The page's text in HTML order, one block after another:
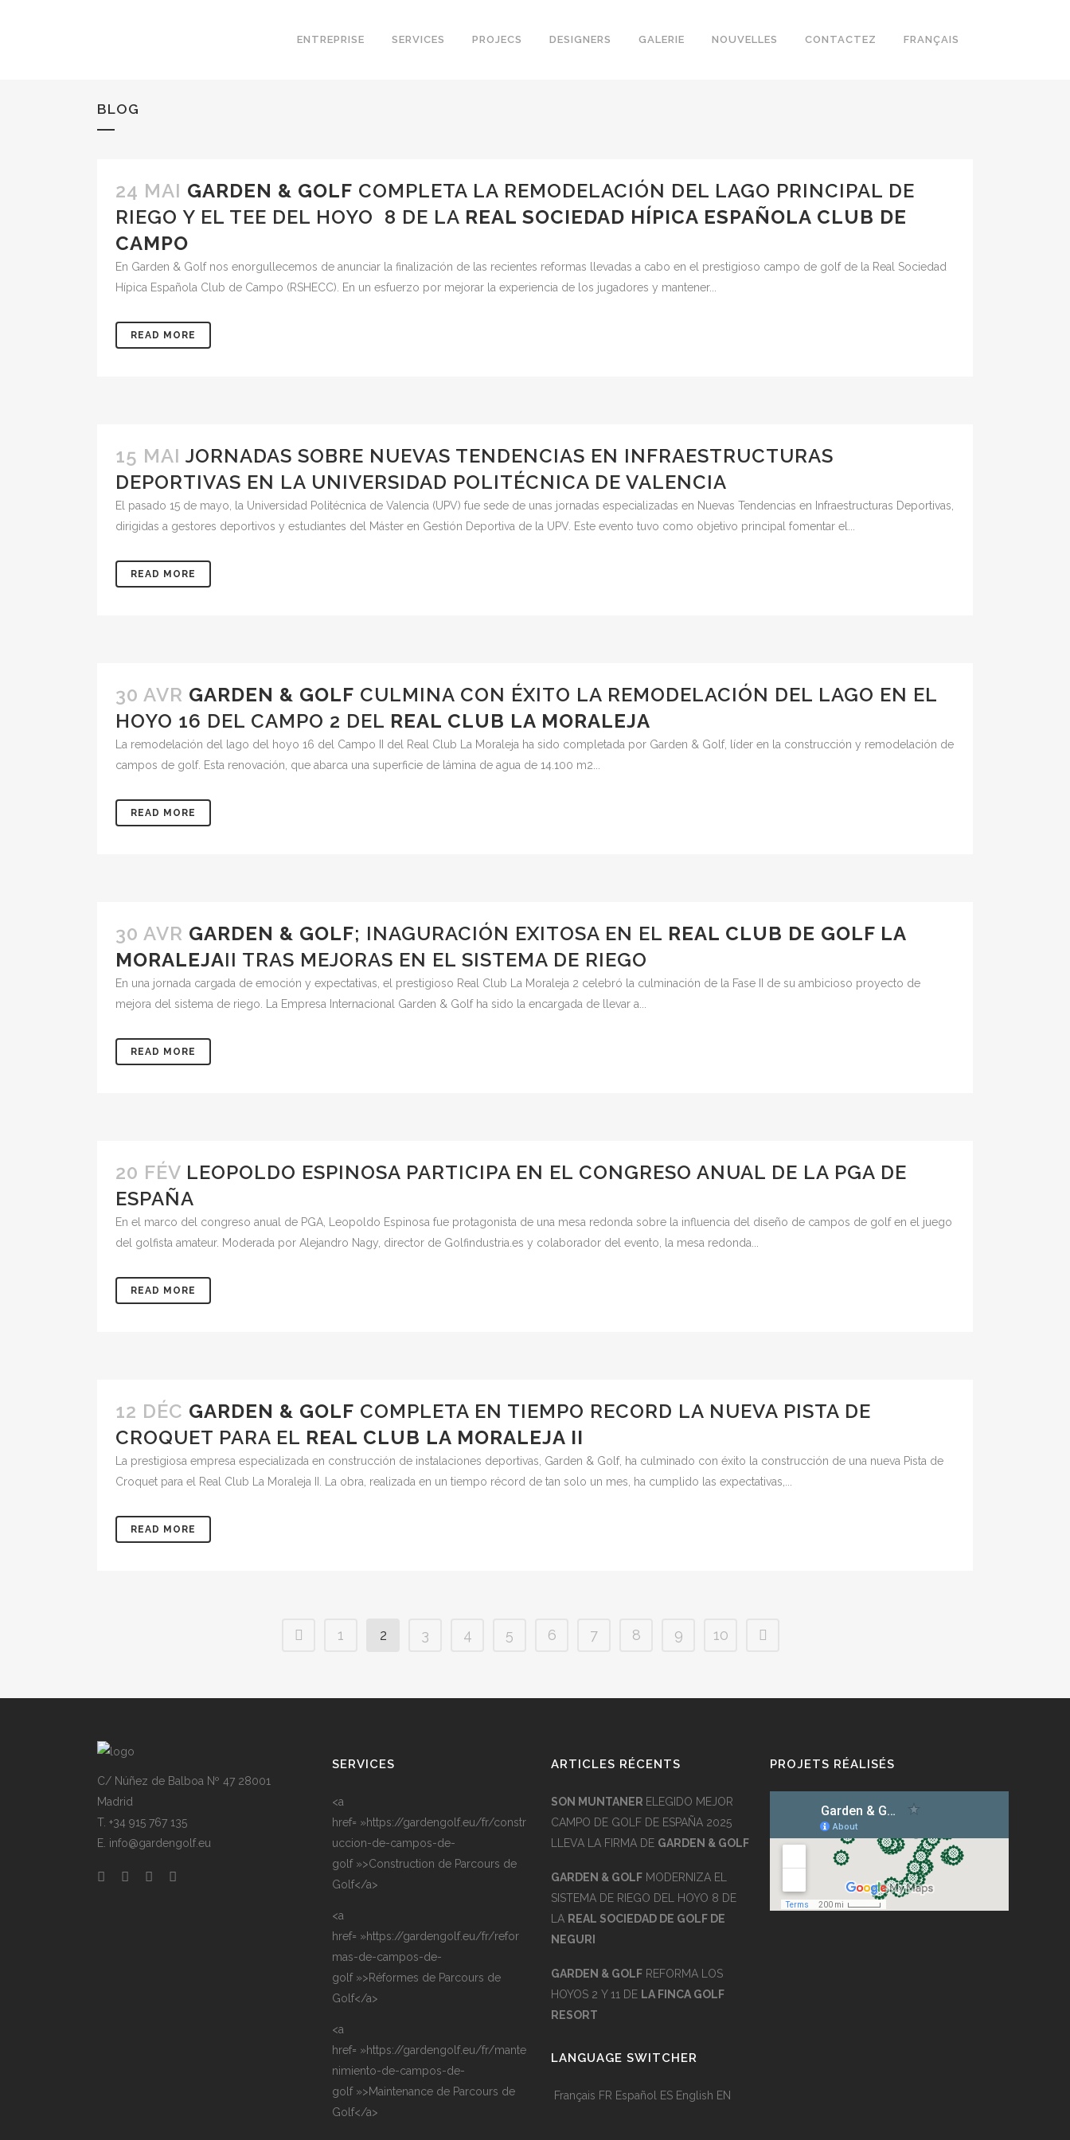
ENTREPRISE SERVICES PROJECS DESIGNERS GALERIE NOUVELLES CONTACTEZ FRANÇAIS
BLOG
24 MAI GARDEN & GOLF COMPLETA LA REMODELACIÓN DEL LAGO PRINCIPAL DE
RIEGO Y EL TEE DEL HOYO 8 DE LA REAL SOCIEDAD HÍPICA ESPAÑOLA CLUB DE
CAMPO
En Garden & Golf nos enorgullecemos de anunciar la finalización de las recientes reformas llevadas a cabo en el prestigioso campo de golf de la Real Sociedad
Hípica Española Club de Campo (RSHECC). En un esfuerzo por mejorar la experiencia de los jugadores y mantener...
READ MORE
15 MAI JORNADAS SOBRE NUEVAS TENDENCIAS EN INFRAESTRUCTURAS
DEPORTIVAS EN LA UNIVERSIDAD POLITÉCNICA DE VALENCIA
El pasado 15 de mayo, la Universidad Politécnica de Valencia (UPV) fue sede de unas jornadas especializadas en Nuevas Tendencias en Infraestructuras Deportivas,
dirigidas a gestores deportivos y estudiantes del Máster en Gestión Deportiva de la UPV. Este evento tuvo como objetivo principal fomentar el...
READ MORE
30 AVR GARDEN & GOLF CULMINA CON ÉXITO LA REMODELACIÓN DEL LAGO EN EL
HOYO 16 DEL CAMPO 2 DEL REAL CLUB LA MORALEJA
La remodelación del lago del hoyo 16 del Campo II del Real Club La Moraleja ha sido completada por Garden & Golf, líder en la construcción y remodelación de
campos de golf. Esta renovación, que abarca una superficie de lámina de agua de 14.100 m2...
READ MORE
30 AVR GARDEN & GOLF; INAGURACIÓN EXITOSA EN EL REAL CLUB DE GOLF LA
MORALEJAII TRAS MEJORAS EN EL SISTEMA DE RIEGO
En una jornada cargada de emoción y expectativas, el prestigioso Real Club La Moraleja 2 celebró la culminación de la Fase II de su ambicioso proyecto de
mejora del sistema de riego. La Empresa Internacional Garden & Golf ha sido la encargada de llevar a...
READ MORE
20 FÉV LEOPOLDO ESPINOSA PARTICIPA EN EL CONGRESO ANUAL DE LA PGA DE
ESPAÑA
En el marco del congreso anual de PGA, Leopoldo Espinosa fue protagonista de una mesa redonda sobre la influencia del diseño de campos de golf en el juego
del golfista amateur. Moderada por Alejandro Nagy, director de Golfindustria.es y colaborador del evento, la mesa redonda...
READ MORE
12 DÉC GARDEN & GOLF COMPLETA EN TIEMPO RECORD LA NUEVA PISTA DE
CROQUET PARA EL REAL CLUB LA MORALEJA II
La prestigiosa empresa especializada en construcción de instalaciones deportivas, Garden & Golf, ha culminado con éxito la construcción de una nueva Pista de
Croquet para el Real Club La Moraleja II. La obra, realizada en un tiempo récord de tan solo un mes, ha cumplido las expectativas,...
READ MORE
1 2 3 4 5 6 7 8 9 10
C/ Núñez de Balboa Nº 47 28001
Madrid
T. +34 915 767 135
E. info@gardengolf.eu
SERVICES
<a
href= »https://gardengolf.eu/fr/constr
uccion-de-campos-de-
golf »>Construction de Parcours de
Golf</a>
<a
href= »https://gardengolf.eu/fr/refor
mas-de-campos-de-
golf »>Réformes de Parcours de
Golf</a>
<a
href= »https://gardengolf.eu/fr/mante
nimiento-de-campos-de-
golf »>Maintenance de Parcours de
Golf</a>
ARTICLES RÉCENTS
SON MUNTANER ELEGIDO MEJOR
CAMPO DE GOLF DE ESPAÑA 2025
LLEVA LA FIRMA DE GARDEN & GOLF
GARDEN & GOLF MODERNIZA EL
SISTEMA DE RIEGO DEL HOYO 8 DE
LA REAL SOCIEDAD DE GOLF DE
NEGURI
GARDEN & GOLF REFORMA LOS
HOYOS 2 Y 11 DE LA FINCA GOLF
RESORT
LANGUAGE SWITCHER
Français FR Español ES English EN
PROJETS RÉALISÉS